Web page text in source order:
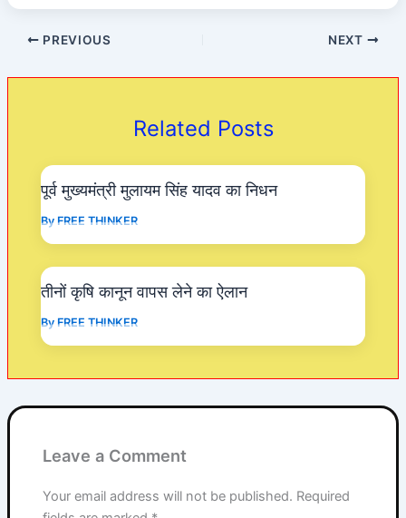
c
b
k
at
A
a
m
PREVIOUS NEXT
Related Posts
पूर्व मुख्यमंत्री मुलायम सिंह यादव का निधन
By FREE THINKER
तीनों कृषि कानून वापस लेने का ऐलान
By FREE THINKER
Leave a Comment
Your email address will not be published. Required